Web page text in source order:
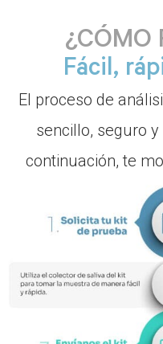
¿CÓMO
Fácil,
El proceso de
sencillo, seguro
continuación, te